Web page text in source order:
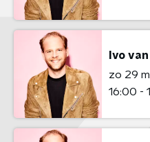
Ivo
zo 29
16:00 -